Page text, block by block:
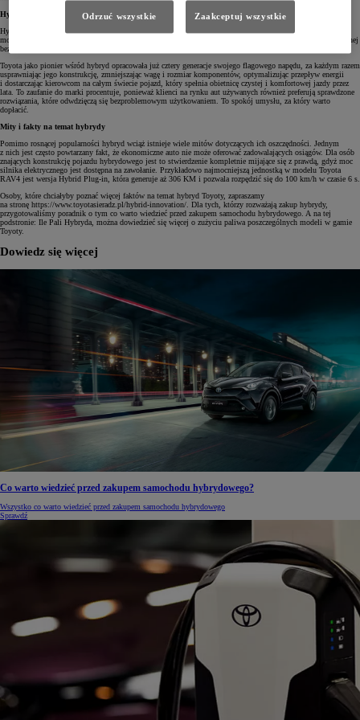
Hybrydy posiadają wyższą wartość odsprzedaży
Hybryda Toyoty generuje oszczędności przez cały okres użytkowania, aż do ostatniego dnia, gdy przychodzi
moment rozstania się z autem. Niska utrata wartości samochodów hybrydowych marki wynika ze wspomnianej
bezawaryjności oraz coraz większego zaufania dla technologii rozwijanej od ponad 25 lat.
Toyota jako pionier wśród hybryd opracowała już cztery generacje swojego flagowego napędu, za każdym razem
usprawniając jego konstrukcję, zmniejszając wagę i rozmiar komponentów, optymalizując przepływ energii
i dostarczając kierowcom na całym świecie pojazd, który spełnia obietnicę czystej i komfortowej jazdy przez
lata. To zaufanie do marki procentuje, ponieważ klienci na rynku aut używanych również preferują sprawdzone
rozwiązania, które odwdzięczą się bezproblemowym użytkowaniem. To spokój umysłu, za który warto
dopłacić.
Mity i fakty na temat hybrydy
Pomimo rosnącej popularności hybryd wciąż istnieje wiele mitów dotyczących ich oszczędności. Jednym
z nich jest często powtarzany fakt, że ekonomiczne auto nie może oferować zadowalających osiągów. Dla osób
znających konstrukcję pojazdu hybrydowego jest to stwierdzenie kompletnie mijające się z prawdą, gdyż moc
silnika elektrycznego jest dostępna na zawołanie. Przykładowo najmocniejszą jednostką w modelu Toyota
RAV4 jest wersja Hybrid Plug-in, która generuje aż 306 KM i pozwala rozpędzić się do 100 km/h w czasie 6 s.
Osoby, które chciałyby poznać więcej faktów na temat hybryd Toyoty, zapraszamy
na stronę https://www.toyotasieradz.pl/hybrid-innovation/. Dla tych, którzy rozważają zakup hybrydy,
przygotowaliśmy poradnik o tym co warto wiedzieć przed zakupem samochodu hybrydowego. A na tej
podstronie: Ile Pali Hybryda, można dowiedzieć się więcej o zużyciu paliwa poszczególnych modeli w gamie
Toyoty.
Dowiedz się więcej
Co warto wiedzieć przed zakupem samochodu hybrydowego?
Wszystko co warto wiedzieć przed zakupem samochodu hybrydowego
Sprawdź
Odrzuć wszystkie Zaakceptuj wszystkie